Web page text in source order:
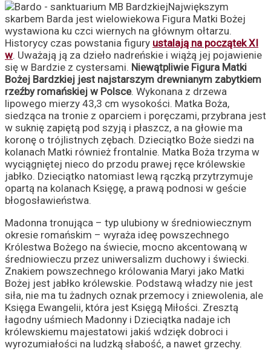
Największym
skarbem Barda jest wielowiekowa Figura Matki Bożej
wystawiona ku czci wiernych na głównym ołtarzu.
Historycy czas powstania figury ustalają na początek XI
w. Uważają ją za dzieło nadreńskie i wiążą jej pojawienie
się w Bardzie z cystersami. Niewątpliwie Figura Matki
Bożej Bardzkiej jest najstarszym drewnianym zabytkiem
rzeźby romańskiej w Polsce. Wykonana z drzewa
lipowego mierzy 43,3 cm wysokości. Matka Boża,
siedząca na tronie z oparciem i poręczami, przybrana jest
w suknię zapiętą pod szyją i płaszcz, a na głowie ma
koronę o trójlistnych zębach. Dzieciątko Boże siedzi na
kolanach Matki również frontalnie. Matka Boża trzyma w
wyciągniętej nieco do przodu prawej ręce królewskie
jabłko. Dzieciątko natomiast lewą rączką przytrzymuje
opartą na kolanach Księgę, a prawą podnosi w geście
błogosławieństwa.
Madonna tronująca – typ ulubiony w średniowiecznym
okresie romańskim – wyraża ideę powszechnego
Królestwa Bożego na świecie, mocno akcentowaną w
średniowieczu przez uniwersalizm duchowy i świecki.
Znakiem powszechnego królowania Maryi jako Matki
Bożej jest jabłko królewskie. Podstawą władzy nie jest
siła, nie ma tu żadnych oznak przemocy i zniewolenia, ale
Księga Ewangelii, która jest Księgą Miłości. Zresztą
łagodny uśmiech Madonny i Dzieciątka nadaje ich
królewskiemu majestatowi jakiś wdzięk dobroci i
wyrozumiałości na ludzką słabość, a nawet grzechy.